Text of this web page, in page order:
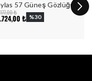
57 Güneş Gözlüğü
₺
₺ %30